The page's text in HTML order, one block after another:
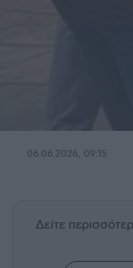
06.06.2026, 09:15
Δείτε